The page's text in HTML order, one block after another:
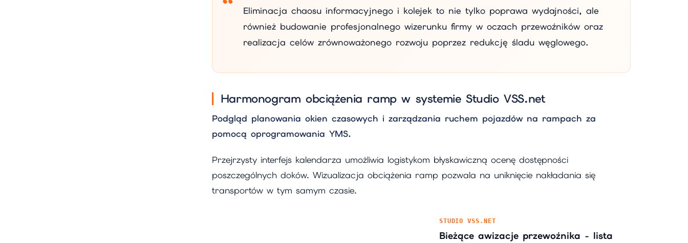
Eliminacja chaosu informacyjnego i kolejek to nie tylko poprawa wydajności, ale
również budowanie profesjonalnego wizerunku firmy w oczach przewoźników oraz
realizacja celów zrównoważonego rozwoju poprzez redukcję śladu węglowego.
Harmonogram obciążenia ramp w systemie Studio VSS.net
Podgląd planowania okien czasowych i zarządzania ruchem pojazdów na rampach za
pomocą oprogramowania YMS.
Przejrzysty interfejs kalendarza umożliwia logistykom błyskawiczną ocenę dostępności
poszczególnych doków. Wizualizacja obciążenia ramp pozwala na uniknięcie nakładania się
transportów w tym samym czasie.
STUDIO VSS.NET
Bieżące awizacje przewoźnika - lista